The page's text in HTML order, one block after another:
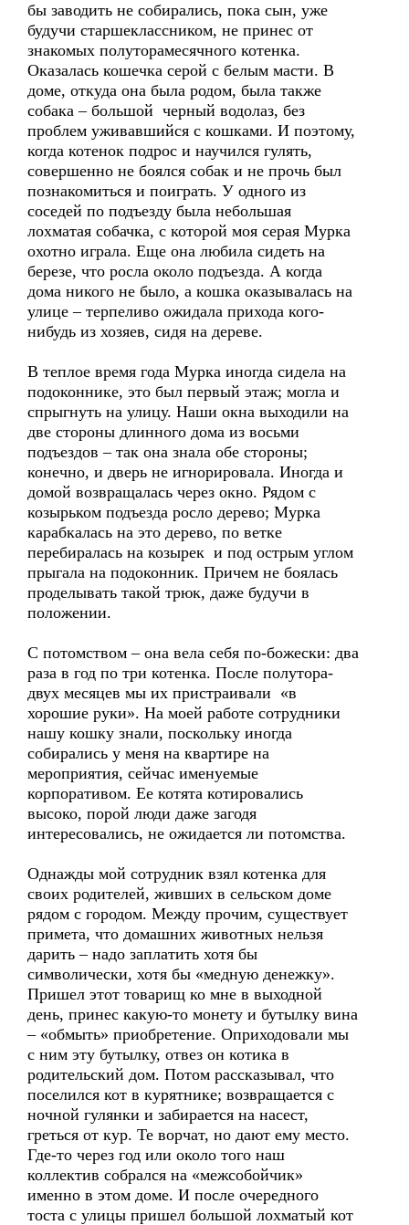
бы заводить не собирались, пока сын, уже
будучи старшеклассником, не принес от
знакомых полуторамесячного котенка.
Оказалась кошечка серой с белым масти. В
доме, откуда она была родом, была также
собака – большой черный водолаз, без
проблем уживавшийся с кошками. И поэтому,
когда котенок подрос и научился гулять,
совершенно не боялся собак и не прочь был
познакомиться и поиграть. У одного из
соседей по подъезду была небольшая
лохматая собачка, с которой моя серая Мурка
охотно играла. Еще она любила сидеть на
березе, что росла около подъезда. А когда
дома никого не было, а кошка оказывалась на
улице – терпеливо ожидала прихода кого-
нибудь из хозяев, сидя на дереве.
В теплое время года Мурка иногда сидела на
подоконнике, это был первый этаж; могла и
спрыгнуть на улицу. Наши окна выходили на
две стороны длинного дома из восьми
подъездов – так она знала обе стороны;
конечно, и дверь не игнорировала. Иногда и
домой возвращалась через окно. Рядом с
козырьком подъезда росло дерево; Мурка
карабкалась на это дерево, по ветке
перебиралась на козырек и под острым углом
прыгала на подоконник. Причем не боялась
проделывать такой трюк, даже будучи в
положении.
С потомством – она вела себя по-божески: два
раза в год по три котенка. После полутора-
двух месяцев мы их пристраивали «в
хорошие руки». На моей работе сотрудники
нашу кошку знали, поскольку иногда
собирались у меня на квартире на
мероприятия, сейчас именуемые
корпоративом. Ее котята котировались
высоко, порой люди даже загодя
интересовались, не ожидается ли потомства.
Однажды мой сотрудник взял котенка для
своих родителей, живших в сельском доме
рядом с городом. Между прочим, существует
примета, что домашних животных нельзя
дарить – надо заплатить хотя бы
символически, хотя бы «медную денежку».
Пришел этот товарищ ко мне в выходной
день, принес какую-то монету и бутылку вина
– «обмыть» приобретение. Оприходовали мы
с ним эту бутылку, отвез он котика в
родительский дом. Потом рассказывал, что
поселился кот в курятнике; возвращается с
ночной гулянки и забирается на насест,
греться от кур. Те ворчат, но дают ему место.
Где-то через год или около того наш
коллектив собрался на «межсобойчик»
именно в этом доме. И после очередного
тоста с улицы пришел большой лохматый кот